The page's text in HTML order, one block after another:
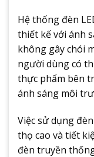
Hệ thống đèn
thiết kế với ánh
không gây chói
người dùng có
thực phẩm bên
ánh sáng môi
Việc sử dụng
thọ cao và tiết
đèn truyền